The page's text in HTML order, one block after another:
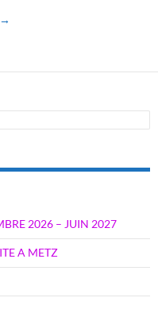
2026 – JUIN 2027
A METZ